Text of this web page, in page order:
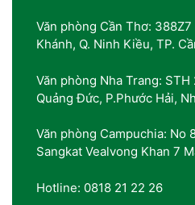
Văn phòng Cần Thơ:
Khánh, Q. Ninh Kiều, TP.
Văn phòng Nha Trang:
Quảng Đức, P.Phước Hải,
Văn phòng Campuchia: No
Sangkat Vealvong Khan 7
Hotline: 0818 21 22 26